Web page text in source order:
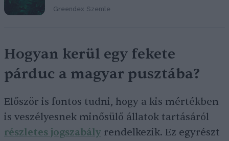
Greendex Szemle
Hogyan kerül egy fekete
párduc a magyar pusztába?
Először is fontos tudni, hogy a kis mértékben
is veszélyesnek minősülő állatok tartásáról
részletes jogszabály rendelkezik. Ez egyrészt